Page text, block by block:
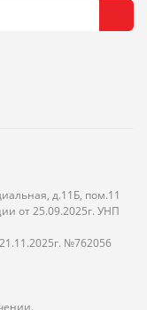
д.11Б, пом.11
от 25.09.2025г. УНП
№762056